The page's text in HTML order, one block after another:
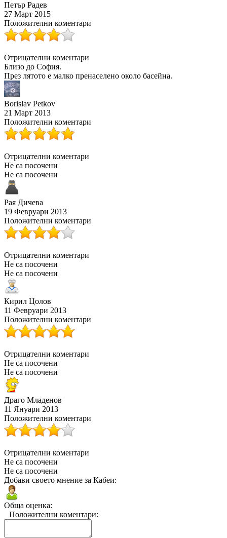
Петър Радев
27 Март 2015
Положителни коментари
Отрицателни коментари
Близо до София.
През лятото е малко пренаселено около басейна.
Borislav Petkov
21 Март 2013
Положителни коментари
Отрицателни коментари
Не са посочени
Не са посочени
Рая Дичева
19 Февруари 2013
Положителни коментари
Отрицателни коментари
Не са посочени
Не са посочени
Кирил Цолов
11 Февруари 2013
Положителни коментари
Отрицателни коментари
Не са посочени
Не са посочени
Драго Младенов
11 Януари 2013
Положителни коментари
Отрицателни коментари
Не са посочени
Не са посочени
Добави своето мнение за Кабеи:
Обща оценка:
Положителни коментари: